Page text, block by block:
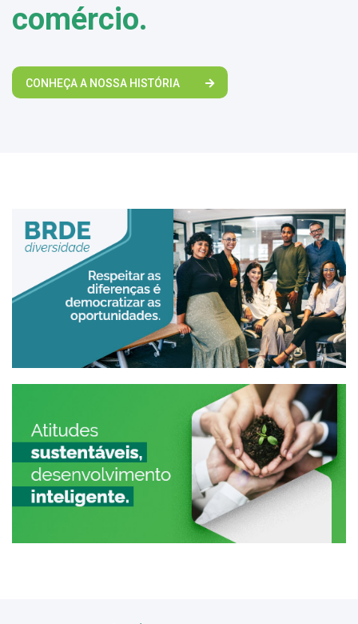
comércio.
CONHEÇA A NOSSA HISTÓRIA